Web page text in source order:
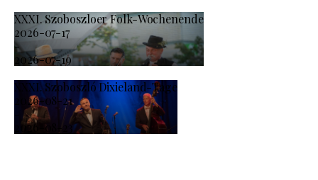
XXXI. Szoboszloer Folk-Wochenende
2026-07-17
-
2026-07-19
XXXI. Szoboszló Dixieland-Tage
2026-08-21
-
2026-08-23